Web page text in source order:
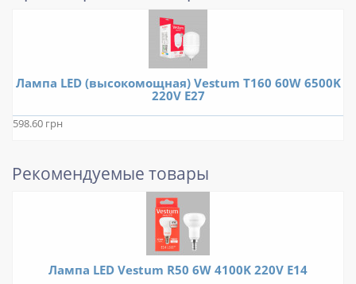
Лампа LED (высокомощная) Vestum T160 60W 6500K
220V E27
598.60 грн
Рекомендуемые товары
Лампа LED Vestum R50 6W 4100K 220V E14